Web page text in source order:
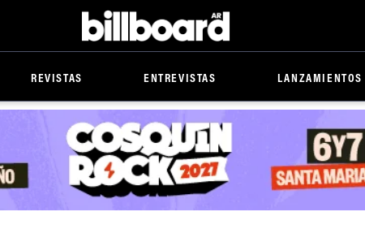
Billboard
REVISTAS ENTREVISTAS LANZAMIENTOS